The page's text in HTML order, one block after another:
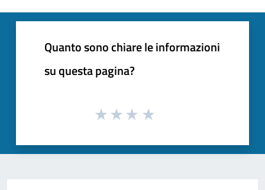
Quanto sono chiare le informazioni
su questa pagina?